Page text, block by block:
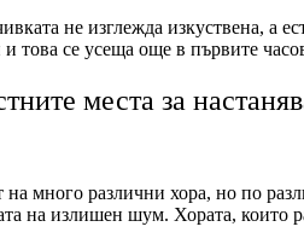
не изглежда изкуствена, а
това се усеща още в първите
места за
много различни хора, но по
на излишен шум. Хората,